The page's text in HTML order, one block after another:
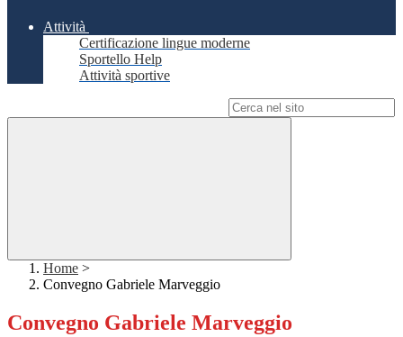
Attività
Certificazione lingue moderne
Sportello Help
Attività sportive
Home >
Convegno Gabriele Marveggio
Convegno Gabriele Marveggio